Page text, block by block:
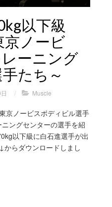
以下級
京ノービ
ーニング
たち～
/ Muscle
京ノービスボディビル選手
ングセンターの選手を紹
以下級に白石進選手が出
らダウンロードしまし